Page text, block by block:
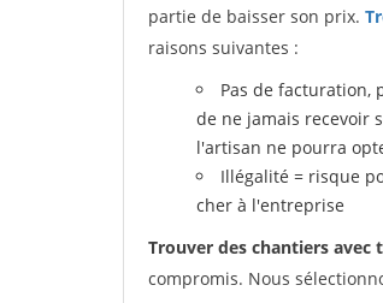
partie de baisser son prix.
raisons suivantes :
Pas de facturation,
de ne jamais recevoir
l'artisan ne pourra
Illégalité = risque
cher à l'entreprise
Trouver des chantiers
compromis. Nous